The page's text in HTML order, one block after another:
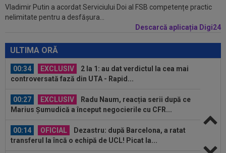
Vladimir Putin a acordat Serviciului Doi al FSB competențe practic
nelimitate pentru a desfășura...
Descarcă aplicația Digi24
ULTIMA ORĂ
00:46 VIDEO
Daniel Pancu a ”explodat”, după UTA -
Rapid: ”Mamă, aoleu! Puțin respect nu...
anunțul ÎN DIRECT: ”Îi dau eu lui Gigi unul bun”
00:34 EXCLUSIV
2 la 1: au dat verdictul la cea mai
controversată fază din UTA - Rapid...
00:27 EXCLUSIV
Radu Naum, reacția serii după ce
Marius Șumudică a început negocierile cu CFR...
00:14 OFICIAL
Dezastru: după Barcelona, a ratat
transferul la încă o echipă de UCL! Picat la...